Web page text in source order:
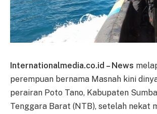
Internationalmedia.co.id – News
perempuan bernama Masnah kini
perairan Poto Tano, Kabupaten
Tenggara Barat (NTB), setelah nekat